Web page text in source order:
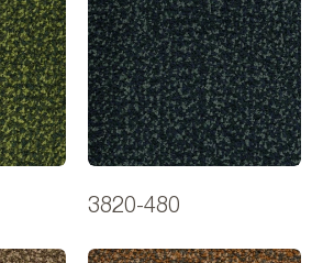
3820-480